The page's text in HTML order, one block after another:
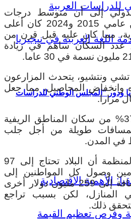
ودور “المجلس الوطني للدراسات
إلى أن متوسط درجات
الحرارة في مالاوي بين عامي 2015 و2024 كان أعلى
درجة مئوية، مما كان عليه قبل قرن من
عدد السكان ساهم في زيادة
ونتشيو، يتحدث المزارعون
وانخفاض المحاصيل، مما جعل
مرارا.
وتقول اليونيسيف إن 37% من سكان المناطق الريفية
طويلة من أجل جلب
والعام 2019، قدّرت المنظمة أن البلاد تحتاج إلى 97
وصول كل المواطنين إلى
المياه بحلول 2030، إضافة إلى 259 مليون دولار أخرى
المنازل، لكن بسبب تراجع
ذلك.